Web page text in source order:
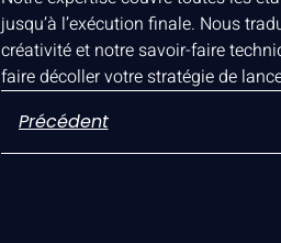
jusqu’à l’exécution finale. Nous
créativité et notre savoir-faire
faire décoller votre stratégie de
Précédent